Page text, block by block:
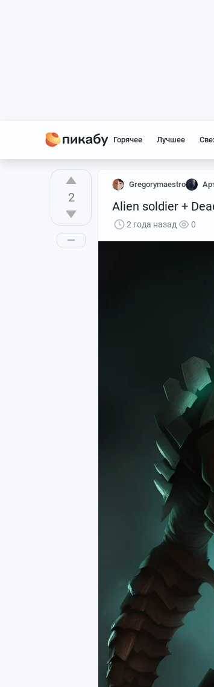
Горячее Лучшее
2
Gregorymaestro
Alien soldier +
2 года назад 0